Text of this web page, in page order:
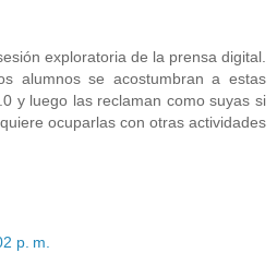
exploratoria de la prensa digital.
alumnos se acostumbran a estas
y luego las reclaman como suyas si
ocuparlas con otras actividades
p. m.